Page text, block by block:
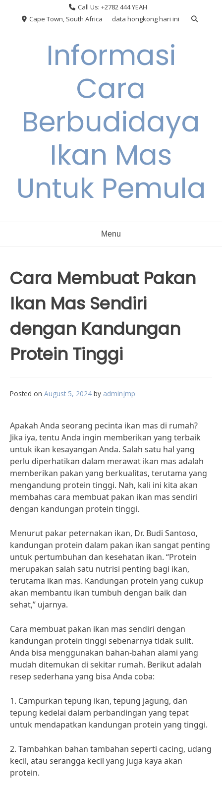
Call Us: +2782 444 YEAH
Cape Town, South Africa
data hongkong hari ini
Informasi
Cara
Berbudidaya
Ikan Mas
Untuk Pemula
Menu
Cara Membuat Pakan
Ikan Mas Sendiri
dengan Kandungan
Protein Tinggi
Posted on August 5, 2024 by adminjmp
Apakah Anda seorang pecinta ikan mas di rumah?
Jika iya, tentu Anda ingin memberikan yang terbaik
untuk ikan kesayangan Anda. Salah satu hal yang
perlu diperhatikan dalam merawat ikan mas adalah
memberikan pakan yang berkualitas, terutama yang
mengandung protein tinggi. Nah, kali ini kita akan
membahas cara membuat pakan ikan mas sendiri
dengan kandungan protein tinggi.
Menurut pakar peternakan ikan, Dr. Budi Santoso,
kandungan protein dalam pakan ikan sangat penting
untuk pertumbuhan dan kesehatan ikan. “Protein
merupakan salah satu nutrisi penting bagi ikan,
terutama ikan mas. Kandungan protein yang cukup
akan membantu ikan tumbuh dengan baik dan
sehat,” ujarnya.
Cara membuat pakan ikan mas sendiri dengan
kandungan protein tinggi sebenarnya tidak sulit.
Anda bisa menggunakan bahan-bahan alami yang
mudah ditemukan di sekitar rumah. Berikut adalah
resep sederhana yang bisa Anda coba:
1. Campurkan tepung ikan, tepung jagung, dan
tepung kedelai dalam perbandingan yang tepat
untuk mendapatkan kandungan protein yang tinggi.
2. Tambahkan bahan tambahan seperti cacing, udang
kecil, atau serangga kecil yang juga kaya akan
protein.